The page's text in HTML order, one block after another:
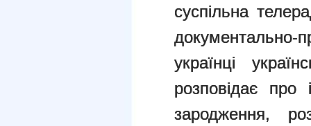
суспільна
українці
розповідає про
зародження,